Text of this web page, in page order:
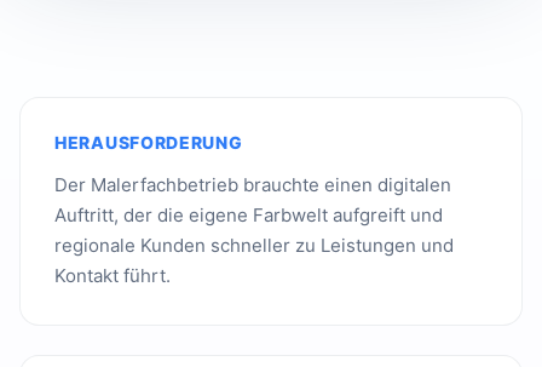
HERAUSFORDERUNG
Der Malerfachbetrieb brauchte einen digitalen
Auftritt, der die eigene Farbwelt aufgreift und
regionale Kunden schneller zu Leistungen und
Kontakt führt.